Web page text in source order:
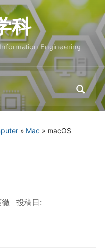
科
Engineering
» Mac » macOS
徹 投稿日: